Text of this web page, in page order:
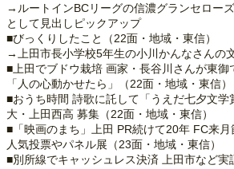
→ルートインBCリーグの信濃グランセロー
として見出しピックアップ
■びっくりしたこと（22面・地域・東信）
→上田市長小学校5年生の小川かんなさんの
■上田でブドウ栽培 画家・長谷川さんが東御
「人の心動かせたら」（22面・地域・東信）
■おうち時間 詩歌に託して「うえだ七夕文学
大・上田西高 募集（22面・地域・東信）
■「映画のまち」上田 PR続けて20年 FC来
人気投票やパネル展（23面・地域・東信）
■別所線でキャッシュレス決済 上田市など実